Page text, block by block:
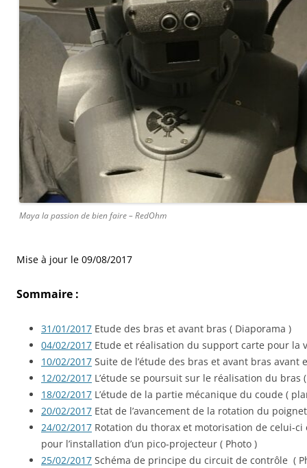
Maya la passion de bien faire – RedOhm
Mise à jour le 09/08/2017
Sommaire :
31/01/2017 Etude des bras et avant bras ( Diaporama )
04/02/2017 Etude et réalisation du support carte pour la
10/02/2017 Suite de l’étude des bras et avant bras avant
12/02/2017 L’étude se poursuit sur le réalisation du bras
18/02/2017 L’étude de la partie mécanique du coude (
20/02/2017 Etat de l’avancement de la rotation du
24/02/2017 Rotation du thorax et motorisation de celui-
pour l’installation d’un pico-projecteur ( Photo )
25/02/2017 Schéma de principe du circuit de contrôle (